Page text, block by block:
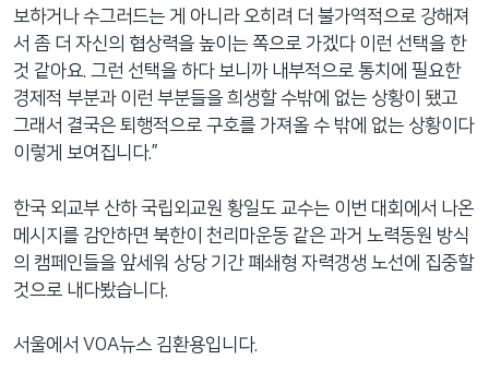
보하거나 수그러드는 게 아니라 오히려 더 불가역적으로 강해져
서 좀 더 자신의 협상력을 높이는 쪽으로 가겠다 이런 선택을 한
것 같아요. 그런 선택을 하다 보니까 내부적으로 통치에 필요한
경제적 부분과 이런 부분들을 희생할 수밖에 없는 상황이 됐고
그래서 결국은 퇴행적으로 구호를 가져올 수 밖에 없는 상황이다
이렇게 보여집니다.”
한국 외교부 산하 국립외교원 황일도 교수는 이번 대회에서 나온
메시지를 감안하면 북한이 천리마운동 같은 과거 노력동원 방식
의 캠페인들을 앞세워 상당 기간 폐쇄형 자력갱생 노선에 집중할
것으로 내다봤습니다.
서울에서 VOA뉴스 김환용입니다.